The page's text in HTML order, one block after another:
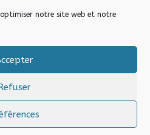
optimiser notre site web et notre
Informatique eurl – Soultz-sous-
– 2024